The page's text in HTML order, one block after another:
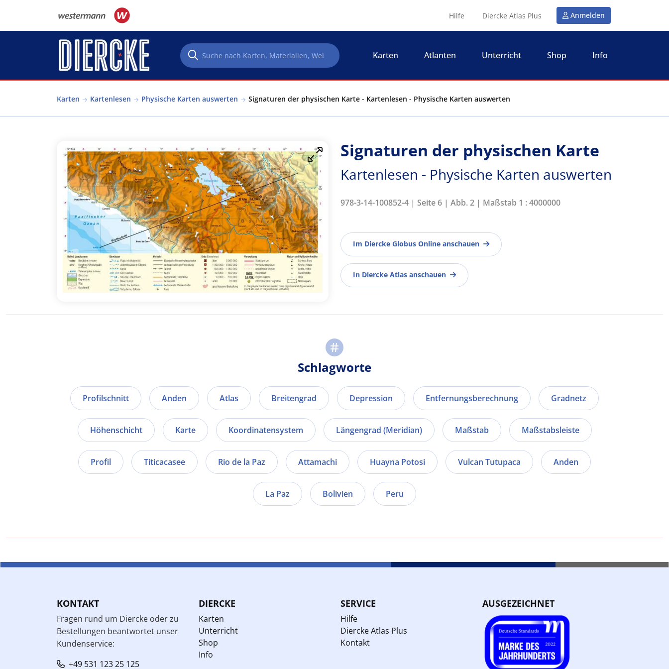
Hilfe Diercke Atlas Plus Anmelden
Karten Atlanten Unterricht Shop Info
Karten Kartenlesen Physische Karten auswerten Signaturen der physischen Karte - Kartenlesen - Physische Karten auswerten
Signaturen der physischen Karte
Kartenlesen - Physische Karten auswerten
978-3-14-100852-4 | Seite 6 | Abb. 2 | Maßstab 1 : 4000000
Im Diercke Globus Online anschauen
In Diercke Atlas anschauen
Schlagworte
Profilschnitt Anden Atlas Breitengrad Depression Entfernungsberechnung Gradnetz
Höhenschicht Karte Koordinatensystem Längengrad (Meridian) Maßstab Maßstabsleiste
Profil Titicacasee Rio de la Paz Attamachi Huayna Potosi Vulcan Tutupaca Anden
La Paz Bolivien Peru
KONTAKT
Fragen rund um Diercke oder zu
Bestellungen beantwortet unser
Kundenservice:
+49 531 123 25 125
DIERCKE
Karten
Unterricht
Shop
Info
SERVICE
Hilfe
Diercke Atlas Plus
Kontakt
AUSGEZEICHNET